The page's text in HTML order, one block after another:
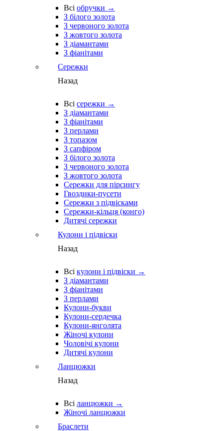
Всі обручки →
З білого золота
З червоного золота
З жовтого золота
З діамантами
З фіанітами
Сережки
Назад
Всі сережки →
З діамантами
З фіанітами
З перлами
З топазом
З сапфіром
З білого золота
З червоного золота
З жовтого золота
Сережки для пірсингу
Гвоздики-пусети
Сережки з підвісками
Сережки-кільця (конго)
Дитячі сережки
Кулони і підвіски
Назад
Всі кулони і підвіски →
З діамантами
З фіанітами
З перлами
Кулони-букви
Кулони-сердечка
Кулони-янголята
Жіночі кулони
Чоловічі кулони
Дитячі кулони
Ланцюжки
Назад
Всі ланцюжки →
Жіночі ланцюжки
Браслети